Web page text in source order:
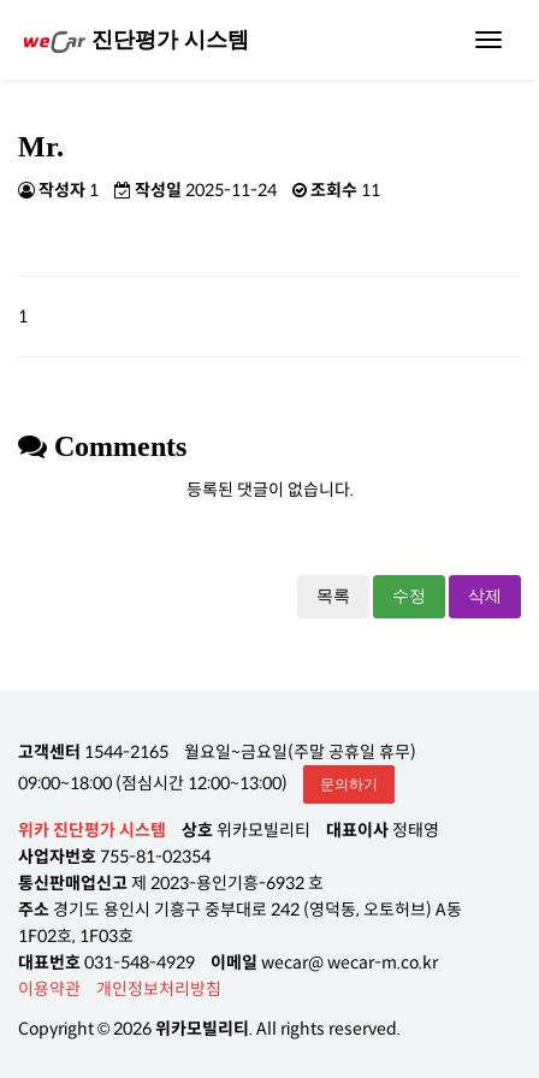
Toggle
진단평가 시스템
Mr.
작성자 1 작성일 2025-11-24 조회수 11
1
Comments
등록된 댓글이 없습니다.
목록 수정 삭제
고객센터 1544-2165
월요일~금요일(주말 공휴일 휴무)
09:00~18:00 (점심시간 12:00~13:00)
문의하기
위카 진단평가 시스템 상호위카모빌리티 대표이사 정태영
사업자번호 755-81-02354
통신판매업신고제 2023-용인기흥-6932 호
주소 경기도 용인시 기흥구 중부대로 242 (영덕동, 오토허브) A동
1F02호, 1F03호
대표번호031-548-4929 이메일 wecar@ wecar-m.co.kr
이용약관
개인정보처리방침
Copyright © 2026위카모빌리티. All rights reserved.